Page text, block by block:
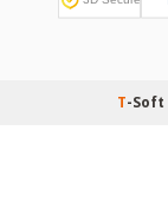
T-Soft